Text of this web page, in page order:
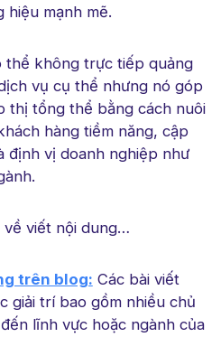
hiệu mạnh mẽ.
thể không trực tiếp quảng
vụ cụ thể nhưng nó góp
thị tổng thể bằng cách nuôi
hàng tiềm năng, cập
định vị doanh nghiệp như
về viết nội dung…
trên blog: Các bài viết
giải trí bao gồm nhiều chủ
lĩnh vực hoặc ngành của